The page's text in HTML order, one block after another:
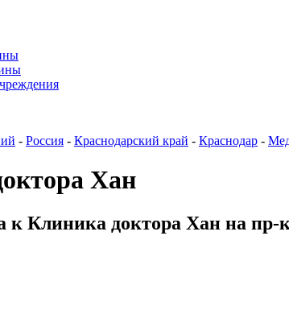
- Россия - Краснодарский край - Краснодар -
Хан
к Клиника доктора Хан на пр-